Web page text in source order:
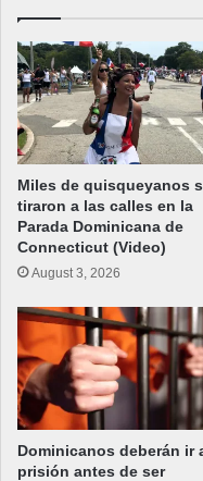
Miles de quisqueyanos
tiraron a las calles en la
Parada Dominicana de
Connecticut (Video)
August 3, 2026
Dominicanos deberán ir
prisión antes de ser